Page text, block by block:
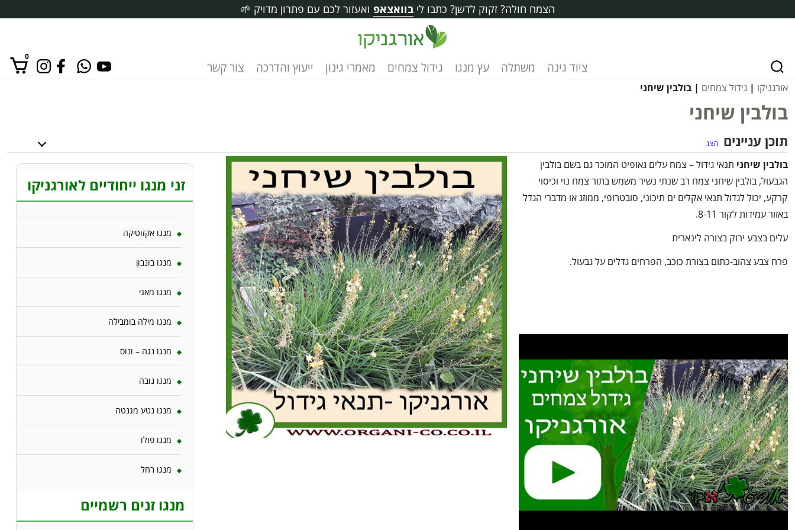
הצמח חולה? זקוק לדשן? כתבו לי בוואצאפ ואעזור לכם עם פתרון מדויק 🌱
ציוד גינה משתלה עץ מנגו גידול צמחים מאמרי גינון ייעוץ והדרכה צור קשר
0
אורגניקו | גידול צמחים | בולבין שיחני
בולבין שיחני
תוכן עניינים הצג
בולבין שיחני תנאי גידול – צמח עלים גאופיט המוכר גם בשם בולבין
הגבעול, בולבין שיחני צמח רב שנתי נשיר משמש בתור צמח נוי וכיסוי
קרקע, יכול לגדול תנאי אקלים ים תיכוני, סובטרופי, ממוזג או מדברי הגדל
באזור עמידות לקור 8-11.
עלים בצבע ירוק בצורה לינארית
פרח צבע צהוב-כתום בצורת כוכב, הפרחים גדלים על גבעול.
זני מנגו ייחודיים לאורגניקו
מנגו אקזוטיקה
מנגו בונבון
מנגו מאגי
מנגו מילה בומבילה
מנגו נגה – ונוס
מנגו נובה
מנגו נטע מגנטה
מנגו פולו
מנגו רחל
מנגו זנים רשמיים